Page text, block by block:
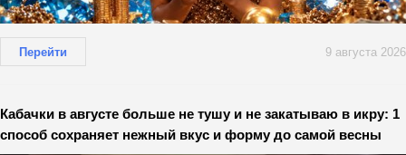
Перейти 9 августа 2026
Кабачки в августе больше не тушу и не закатываю в икру: 1
способ сохраняет нежный вкус и форму до самой весны